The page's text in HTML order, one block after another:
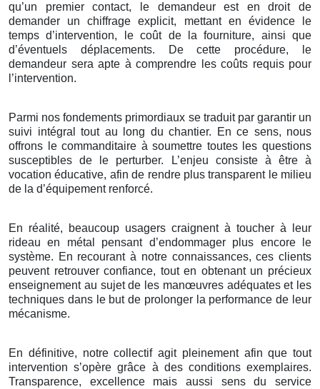
qu’un premier contact, le demandeur est en droit de
demander un chiffrage explicit, mettant en évidence le
temps d’intervention, le coût de la fourniture, ainsi que
d’éventuels déplacements. De cette procédure, le
demandeur sera apte à comprendre les coûts requis pour
l’intervention.
Parmi nos fondements primordiaux se traduit par garantir un
suivi intégral tout au long du chantier. En ce sens, nous
offrons le commanditaire à soumettre toutes les questions
susceptibles de le perturber. L’enjeu consiste à être à
vocation éducative, afin de rendre plus transparent le milieu
de la d’équipement renforcé.
En réalité, beaucoup usagers craignent à toucher à leur
rideau en métal pensant d’endommager plus encore le
système. En recourant à notre connaissances, ces clients
peuvent retrouver confiance, tout en obtenant un précieux
enseignement au sujet de les manœuvres adéquates et les
techniques dans le but de prolonger la performance de leur
mécanisme.
En définitive, notre collectif agit pleinement afin que tout
intervention s’opère grâce à des conditions exemplaires.
Transparence, excellence mais aussi sens du service